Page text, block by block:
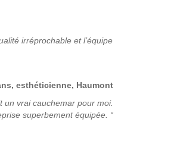
irréprochable et l’équipe
esthéticienne, Haumont
un vraicauchemar pour moi.
superbement équipée. “